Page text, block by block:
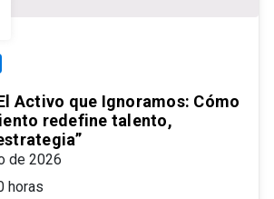
Activo que Ignoramos: Cómo
redefine talento,
de 2026
horas